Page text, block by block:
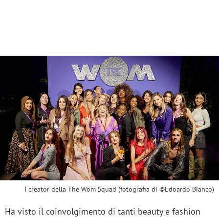
I creator della The Wom Squad (fotografia di ©Edoardo Bianco)
Ha visto il coinvolgimento di tanti beauty e fashion